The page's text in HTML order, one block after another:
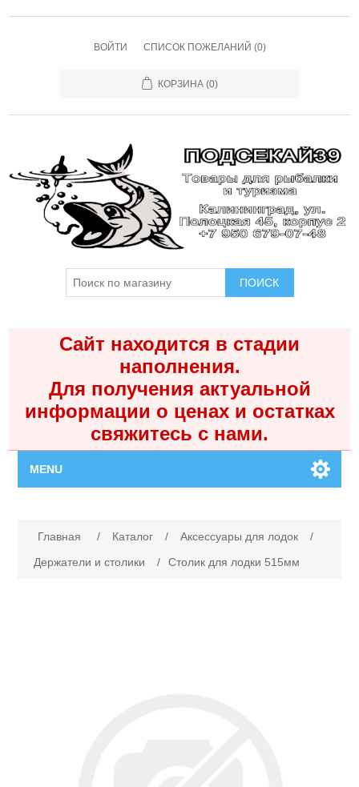
ВОЙТИ СПИСОК ПОЖЕЛАНИЙ (0)
КОРЗИНА (0)
ПОИСК
Сайт находится в стадии
наполнения.
Для получения актуальной
информации о ценах и остатках
свяжитесь с нами.
MENU
Каталог
Главная / Каталог / Аксессуары для лодок
/
Держатели и столики
/ Столик для лодки 515мм